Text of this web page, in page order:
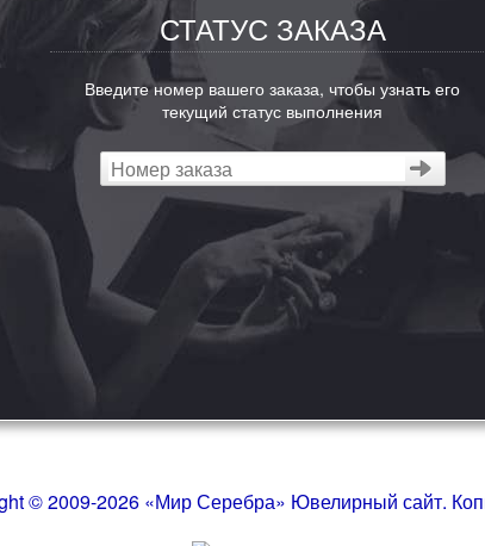
СТАТУС ЗАКАЗА
Введите номер вашего заказа, чтобы узнать его
текущий статус выполнения
© 2009-2026 «Мир Серебра» Ювелирный сайт.